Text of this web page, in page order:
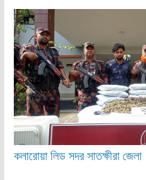
কলারোয়ালিডসদরসাতক্ষীরা জেলা